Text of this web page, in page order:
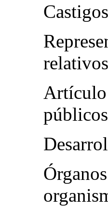
Artículo